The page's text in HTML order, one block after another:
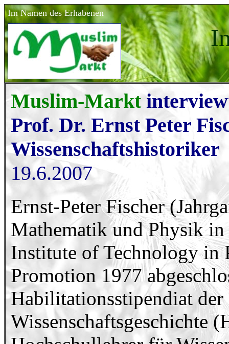
Im Namen des Erhabenen
Muslim-Markt
Prof. Dr. Ernst Peter
Wissenschaftshistoriker
19.6.2007
Ernst-Peter Fischer
Mathematik und Physik
Institute of Technology in
Promotion 1977
Habilitationsstipendiat
Wissenschaftsgeschichte